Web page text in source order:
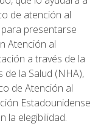
de atención al
presentarse
Atención al
a través de la
la Salud (NHA),
de Atención al
Estadounidense
la elegibilidad.